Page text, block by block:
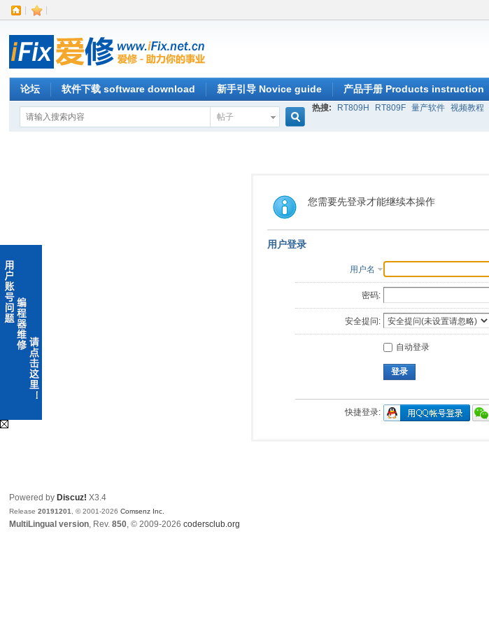
论坛 软件下载 software download 新手引导 Novice guide 产品手册 Products instruction
帖子
索
热搜: RT809H RT809F 量产软件 视频教程
您需要先登录才能继续本操作
用户登录
用户名
密码:
安全提问:
自动登录
登录
快捷登录:
Powered by Discuz! X3.4
Release20191201 , © 2001-2026Comsenz Inc.
MultiLingual version, Rev.850, © 2009-2026codersclub.org